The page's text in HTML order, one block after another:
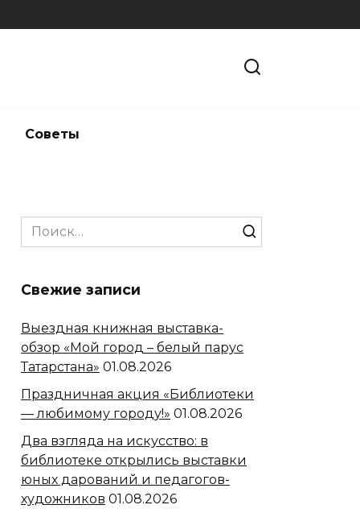
Советы
Search
for:
Свежие записи
Выездная книжная выставка-
обзор «Мой город – белый парус
Татарстана» 01.08.2026
Праздничная акция «Библиотеки
— любимому городу!» 01.08.2026
Два взгляда на искусство: в
библиотеке открылись выставки
юных дарований и педагогов-
художников 01.08.2026